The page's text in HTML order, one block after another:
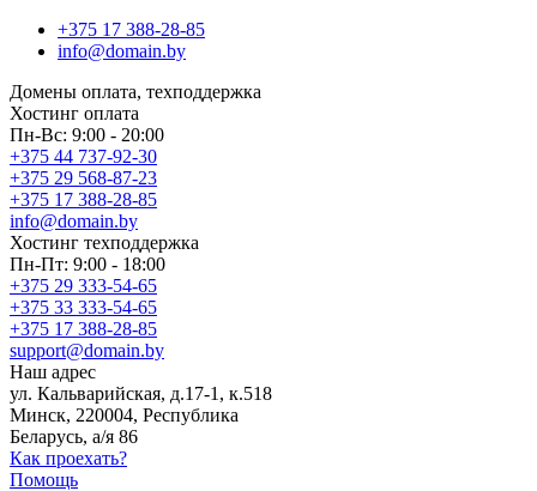
+375 17 388-28-85
info@domain.by
Домены оплата, техподдержка
Хостинг оплата
Пн-Вс: 9:00 - 20:00
+375 44 737-92-30
+375 29 568-87-23
+375 17 388-28-85
info@domain.by
Хостинг техподдержка
Пн-Пт: 9:00 - 18:00
+375 29 333-54-65
+375 33 333-54-65
+375 17 388-28-85
support@domain.by
Наш адрес
ул. Кальварийская, д.17-1, к.518
Минск, 220004, Республика
Беларусь, а/я 86
Как проехать?
Помощь